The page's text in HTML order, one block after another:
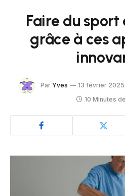
Faire du sport
grâce à ces
Par Yves 13 février 2025
10 Minutes